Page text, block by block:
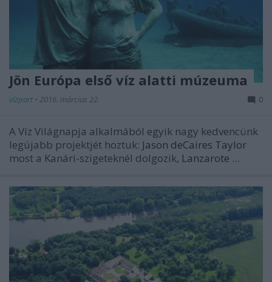
Jön Európa első víz alatti múzeuma
vízpart • 2016. március 22. 0
A Víz Világnapja alkalmából egyik nagy kedvencünk
legújabb projektjét hoztuk: Jason deCaires Taylor
most a Kanári-szigeteknél dolgozik, Lanzarote ...